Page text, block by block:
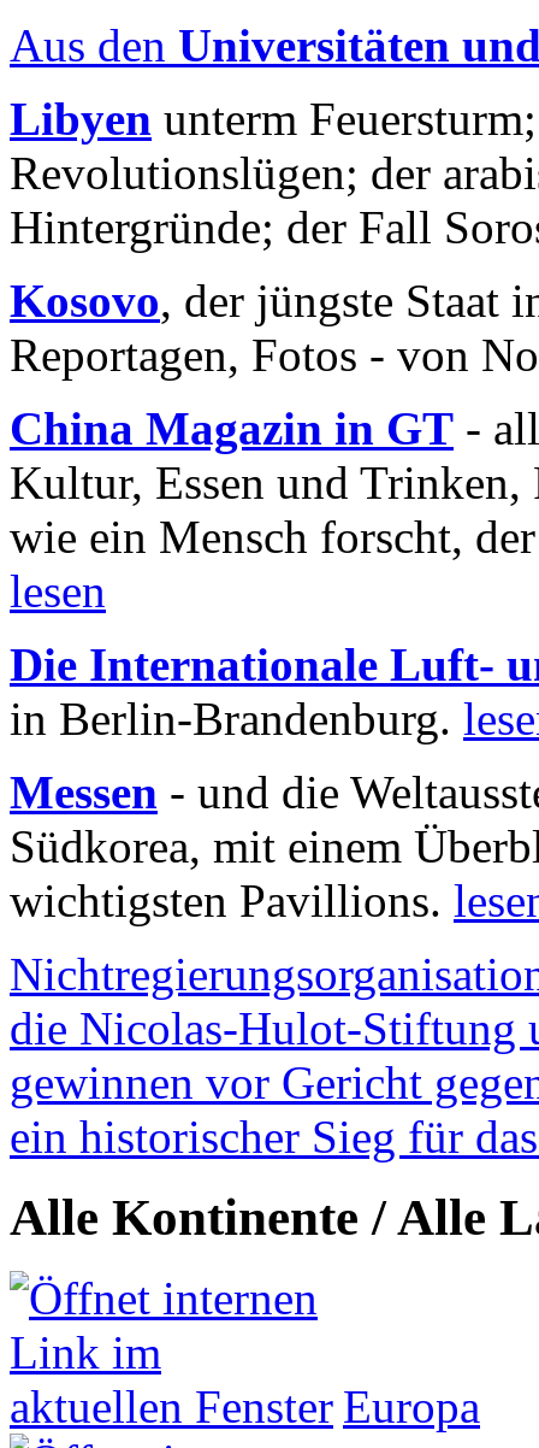
Aus den Universitäten
Libyen unterm
Revolutionslügen; der
Hintergründe; der Fall
Kosovo, der jüngste Staat
Reportagen, Fotos - von
China Magazin in GT -
Kultur, Essen und
wie ein Mensch forscht,
lesen
Die Internationale Luft-
in Berlin-Brandenburg.
Messen - und die
Südkorea, mit einem
wichtigsten Pavillions.
die Nicolas-Hulot-Stiftung
gewinnen vor Gericht
ein historischer Sieg für
Alle Kontinente / Alle
Europa